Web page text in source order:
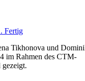
Fertig
Tikhonova und
im Rahmen des CTM-